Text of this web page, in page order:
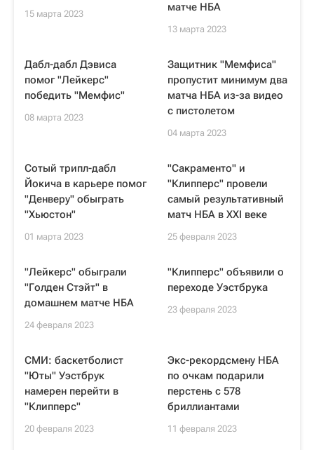
15 марта 2023
матче НБА
13 марта 2023
Дабл-дабл Дэвиса
помог "Лейкерс"
победить "Мемфис"
08 марта 2023
Защитник "Мемфиса"
пропустит минимум два
матча НБА из-за видео
с пистолетом
04 марта 2023
Сотый трипл-дабл
Йокича в карьере помог
"Денверу" обыграть
"Хьюстон"
01 марта 2023
"Сакраменто" и
"Клипперс" провели
самый результативный
матч НБА в XXI веке
25 февраля 2023
"Лейкерс" обыграли
"Голден Стэйт" в
домашнем матче НБА
24 февраля 2023
"Клипперс" объявили о
переходе Уэстбрука
23 февраля 2023
СМИ: баскетболист
"Юты" Уэстбрук
намерен перейти в
"Клипперс"
20 февраля 2023
Экс-рекордсмену НБА
по очкам подарили
перстень с 578
бриллиантами
11 февраля 2023